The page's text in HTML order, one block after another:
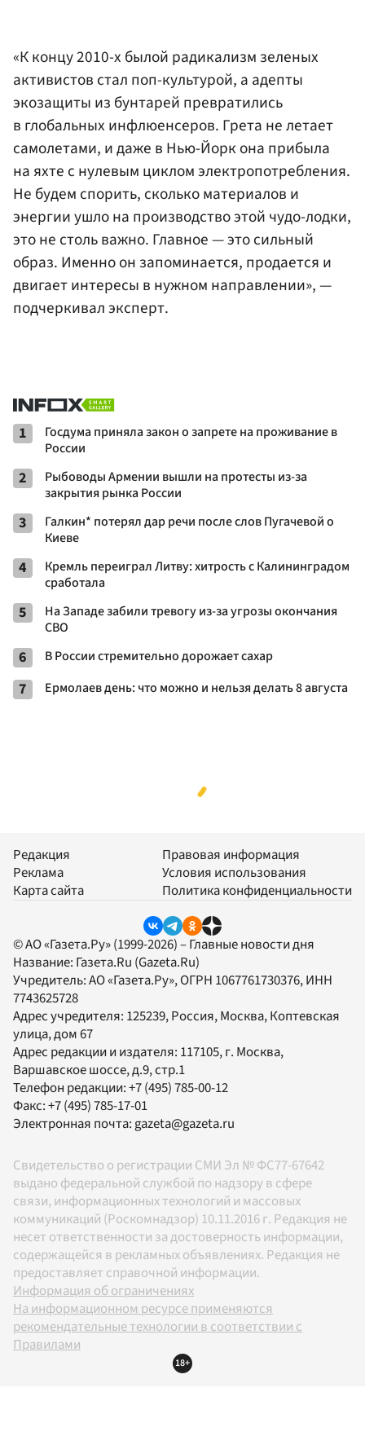
«К концу 2010-х былой радикализм зеленых
активистов стал поп-культурой, а адепты
экозащиты из бунтарей превратились
в глобальных инфлюенсеров. Грета не летает
самолетами, и даже в Нью-Йорк она прибыла
на яхте с нулевым циклом электропотребления.
Не будем спорить, сколько материалов и
энергии ушло на производство этой чудо-лодки,
это не столь важно. Главное — это сильный
образ. Именно он запоминается, продается и
двигает интересы в нужном направлении», —
подчеркивал эксперт.
1
Госдума приняла закон о запрете на проживание в
России
2
Рыбоводы Армении вышли на протесты из-за
закрытия рынка России
3
Галкин* потерял дар речи после слов Пугачевой о
Киеве
4
Кремль переиграл Литву: хитрость с Калининградом
сработала
5
На Западе забили тревогу из-за угрозы окончания
СВО
6 В России стремительно дорожает сахар
7 Ермолаев день: что можно и нельзя делать 8 августа
Редакция
Реклама
Карта сайта
Правовая информация
Условия использования
Политика конфиденциальности
© АО «Газета.Ру» (1999-2026) – Главные новости дня
Название: Газета.Ru (Gazeta.Ru)
Учредитель:АО «Газета.Ру», ОГРН 1067761730376, ИНН
7743625728
Адрес учредителя: 125239, Россия, Москва, Коптевская
улица, дом 67
Адрес редакции и издателя: 117105, г. Москва,
Варшавское шоссе, д.9, стр.1
Телефон редакции:+7 (495) 785-00-12
Факс:+7 (495) 785-17-01
Электронная почта:gazeta@gazeta.ru
Свидетельство о регистрации СМИ Эл № ФС77-67642
выдано федеральной службой по надзору в сфере
связи, информационных технологий и массовых
коммуникаций (Роскомнадзор) 10.11.2016 г. Редакция не
несет ответственности за достоверность информации,
содержащейся в рекламных объявлениях. Редакция не
предоставляет справочной информации.
Информация об ограничениях
На информационном ресурсе применяются
рекомендательные технологии в соответствии с
Правилами
18+